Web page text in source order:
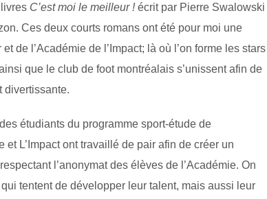
C’est moi le meilleur !écrit par Pierre Swalowski
Ces deux courts romans ont été pour moi une
de l’Académie de l’Impact; là où l’on forme les stars
que le club de foot montréalais s’unissent afin de
divertissante.
étudiants du programme sport-étude de
et L’Impact ont travaillé de pair afin de créer un
l’anonymat des élèves de l’Académie. On
tentent de développer leur talent, mais aussi leur